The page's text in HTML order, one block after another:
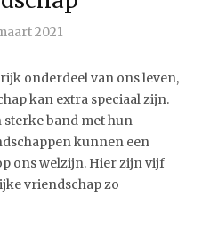
2021
onderdeel van ons leven,
kan extra speciaal zijn.
sterke band met hun
kunnen een
ons welzijn. Hier zijn vijf
vriendschap zo